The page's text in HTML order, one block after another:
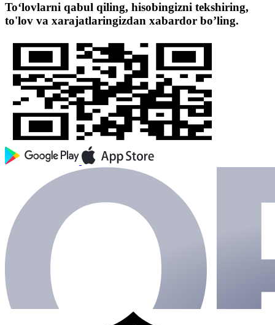
To‘lovlarni qabul qiling, hisobingizni tekshiring,
to'lov va xarajatlaringizdan xabardor bo’ling.